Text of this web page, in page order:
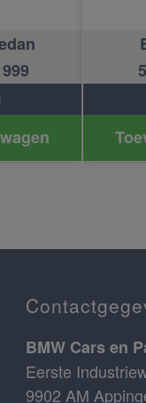
BMW Cars en
Eerste
9902 AM